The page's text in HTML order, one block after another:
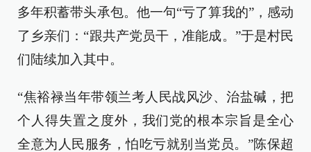
多年积蓄带头承包。他一句“亏了算我的”，感动
了乡亲们：“跟共产党员干，准能成。”于是村民
们陆续加入其中。
“焦裕禄当年带领兰考人民战风沙、治盐碱，把
个人得失置之度外，我们党的根本宗旨是全心
全意为人民服务，怕吃亏就别当党员。”陈保超